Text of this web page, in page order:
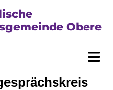
Obere